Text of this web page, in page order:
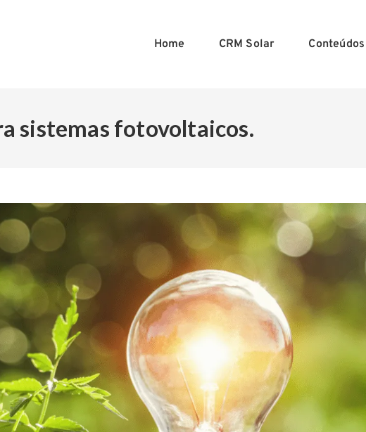
Home CRM Solar Conteúdos
sistemas fotovoltaicos.